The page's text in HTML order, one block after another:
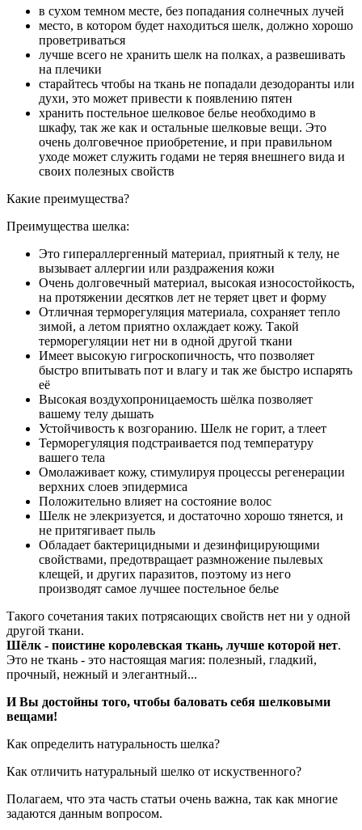
в сухом темном месте, без попадания солнечных лучей
место, в котором будет находиться шелк, должно хорошо
проветриваться
лучше всего не хранить шелк на полках, а развешивать
на плечики
старайтесь чтобы на ткань не попадали дезодоранты или
духи, это может привести к появлению пятен
хранить постельное шелковое белье необходимо в
шкафу, так же как и остальные шелковые вещи. Это
очень долговечное приобретение, и при правильном
уходе может служить годами не теряя внешнего вида и
своих полезных свойств
Какие преимущества?
Преимущества шелка:
Это гипераллергенный материал, приятный к телу, не
вызывает аллергии или раздражения кожи
Очень долговечный материал, высокая износостойкость,
на протяжении десятков лет не теряет цвет и форму
Отличная терморегуляция материала, сохраняет тепло
зимой, а летом приятно охлаждает кожу. Такой
терморегуляции нет ни в одной другой ткани
Имеет высокую гигроскопичность, что позволяет
быстро впитывать пот и влагу и так же быстро испарять
её
Высокая воздухопроницаемость шёлка позволяет
вашему телу дышать
Устойчивость к возгоранию. Шелк не горит, а тлеет
Терморегуляция подстраивается под температуру
вашего тела
Омолаживает кожу, стимулируя процессы регенерации
верхних слоев эпидермиса
Положительно влияет на состояние волос
Шелк не элекризуется, и достаточно хорошо тянется, и
не притягивает пыль
Обладает бактерицидными и дезинфицирующими
свойствами, предотвращает размножение пылевых
клещей, и других паразитов, поэтому из него
производят самое лучшее постельное белье
Такого сочетания таких потрясающих свойств нет ни у одной
другой ткани.
Шёлк - поистине королевская ткань, лучше которой нет.
Это не ткань - это настоящая магия: полезный, гладкий,
прочный, нежный и элегантный...
И Вы достойны того, чтобы баловать себя шелковыми
вещами!
Как определить натуральность шелка?
Как отличить натуральный шелко от искуственного?
Полагаем, что эта часть статьи очень важна, так как многие
задаются данным вопросом.